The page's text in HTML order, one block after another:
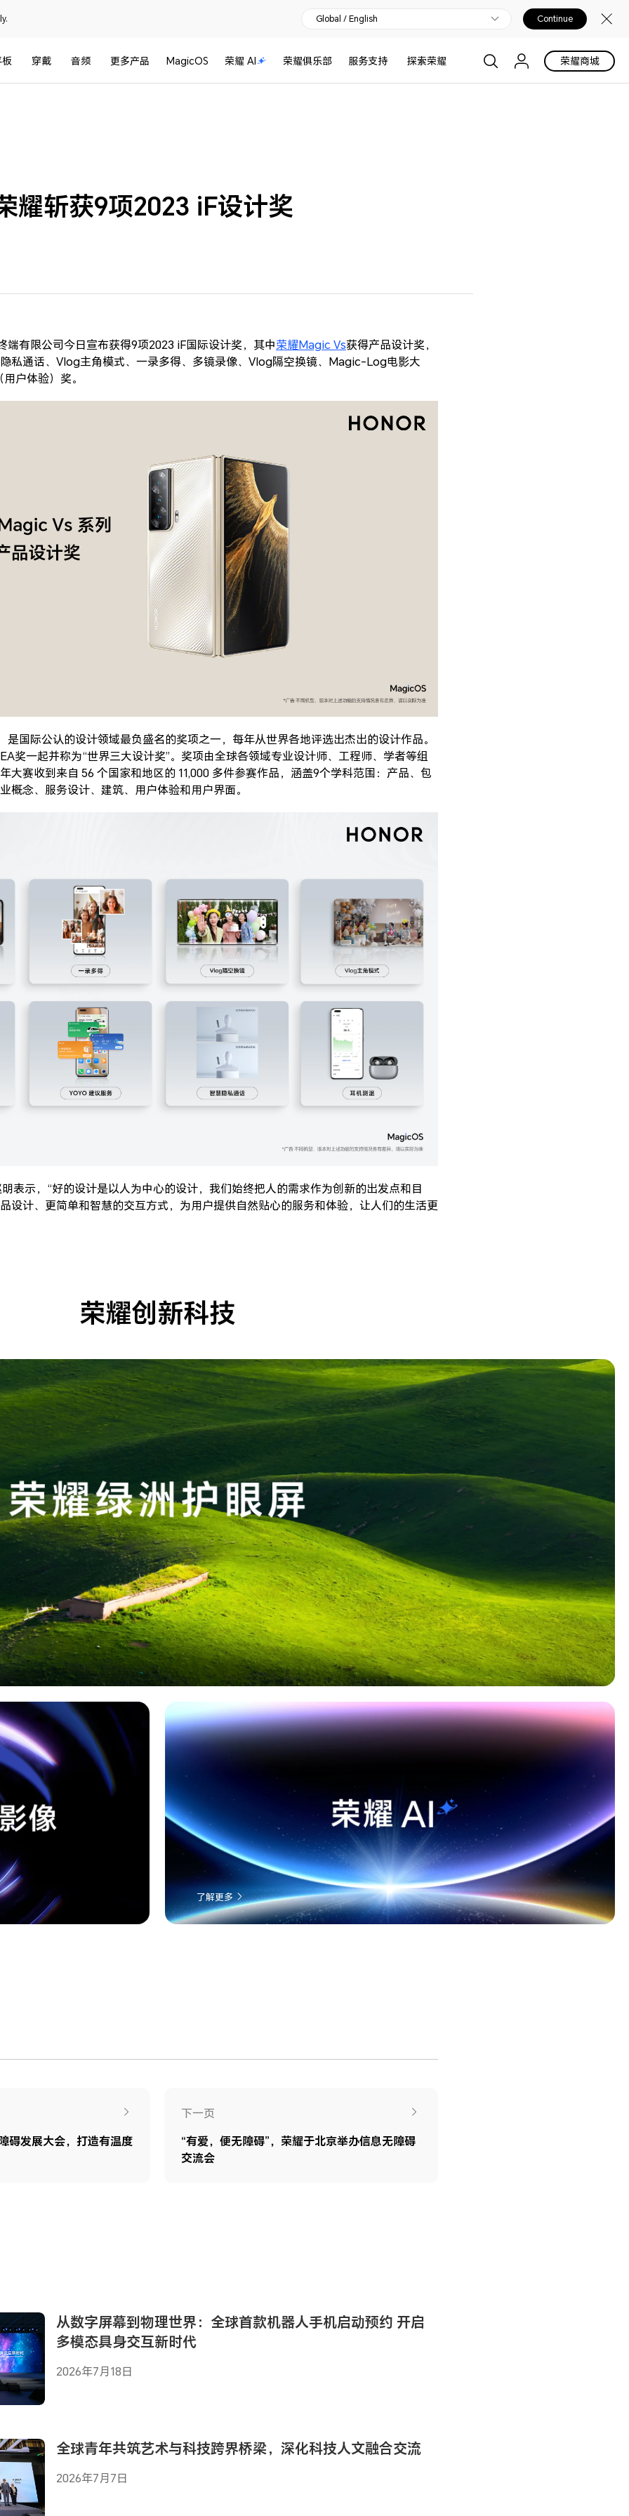
Global / English Continue
穿戴 音频 更多产品 MagicOS 荣耀 AI 荣耀俱乐部 服务支持 探索荣耀 荣耀商城
耀斩获9项2023 iF设计奖
端有限公司今日宣布获得9项2023 iF国际设计奖，其中荣耀Magic Vs获得产品设计奖，
私通话、Vlog主角模式、一录多得、多镜录像、Vlog隔空换镜、Magic-Log电影大
户体验）奖。
是国际公认的设计领域最负盛名的奖项之一，每年从世界各地评选出杰出的设计作品。
奖一起并称为“世界三大设计奖”。奖项由全球各领域专业设计师、工程师、学者等组
大赛收到来自 56 个国家和地区的 11,000 多件参赛作品，涵盖9个学科范围：产品、包
概念、服务设计、建筑、用户体验和用户界面。
表示，“好的设计是以人为中心的设计，我们始终把人的需求作为创新的出发点和目
设计、更简单和智慧的交互方式，为用户提供自然贴心的服务和体验，让人们的生活更
荣耀创新科技
了解更多
碍发展大会，打造有温度
下一页
“有爱，便无障碍”，荣耀于北京举办信息无障碍
交流会
从数字屏幕到物理世界：全球首款机器人手机启动预约 开启
多模态具身交互新时代
2026年7月18日
全球青年共筑艺术与科技跨界桥梁，深化科技人文融合交流
2026年7月7日